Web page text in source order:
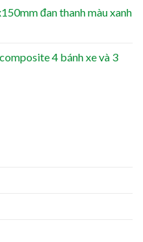
đan thanh màu xanh
4 bánh xe và 3